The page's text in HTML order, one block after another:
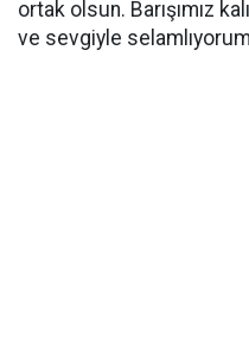
ortak olsun. Barışımız
ve sevgiyle